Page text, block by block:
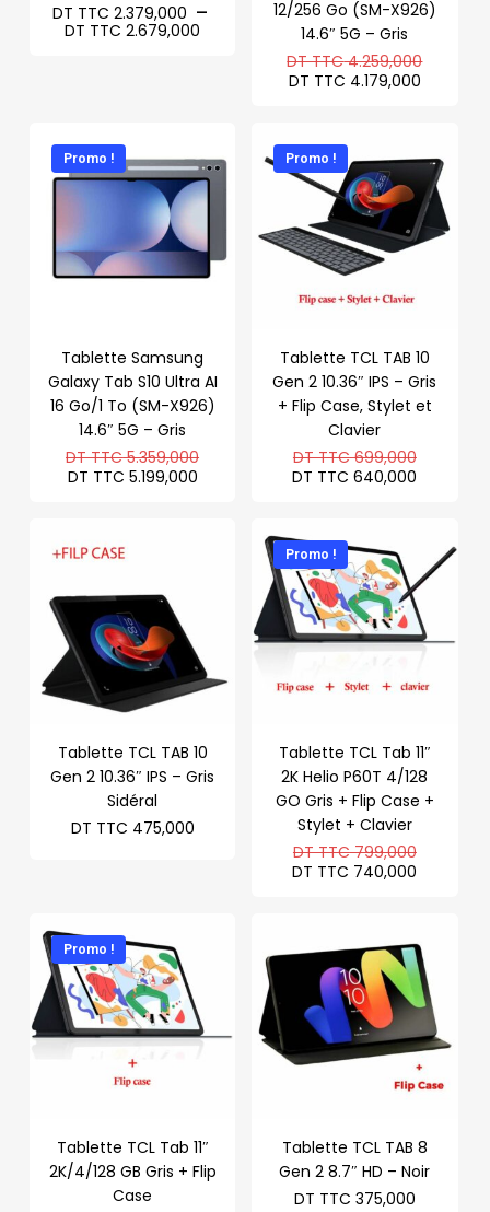
DT TTC 2.379,000 –
DT TTC 2.679,000
TTC 2.679,000
12/256 Go (SM-X926)
14.6″ 5G – Gris
DT TTC4.259,000Le
DT TTC 4.179,000Le
TTC
Promo !
Tablette Samsung
Galaxy Tab S10 Ultra AI
16 Go/1 To (SM-X926)
14.6″ 5G – Gris
DT TTC5.359,000Le
TTC 5.359,000.
DT TTC 5.199,000Le
TTC 5.199,000.
Promo !
Tablette TCL TAB 10
Gen 2 10.36″ IPS – Gris
+ Flip Case, Stylet et
Clavier
DT TTC699,000Le
prix
TTC
DT TTC 640,000
TTC
Tablette TCL TAB 10
Gen 2 10.36″ IPS – Gris
Sidéral
DT TTC 475,000
Promo !
Tablette TCL Tab 11″
2K Helio P60T 4/128
GO Gris + Flip Case +
Stylet + Clavier
DT TTC799,000Le
prix
TTC
DT TTC 740,000
DT
TTC
Promo !
Tablette TCL Tab 11″
2K/4/128 GB Gris + Flip
Case
Tablette TCL TAB 8
Gen 2 8.7″ HD – Noir
DT TTC 375,000